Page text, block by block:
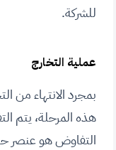
للشركة.
عملية التخارج
بمجرد الانتهاء من
هذه المرحلة، يتم
التفاوض هو